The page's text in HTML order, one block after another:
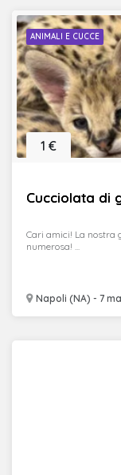
ANIMALI E CUCCE
Cucciolata di
Napoli (NA) - 7
1 €
Cari amici! La nostra
numerosa! ...